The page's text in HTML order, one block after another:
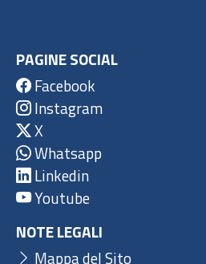
PAGINE SOCIAL
Facebook
Instagram
X
Whatsapp
Linkedin
Youtube
NOTE LEGALI
Mappa del Sito